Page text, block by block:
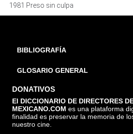
1981 Preso sin culpa
BIBLIOGRAFÍA
GLOSARIO GENERAL
DONATIVOS
El DICCIONARIO DE DIRECTORES
MEXICANO.COM es una plataforma
finalidad es preservar la memoria de
nuestro cine.